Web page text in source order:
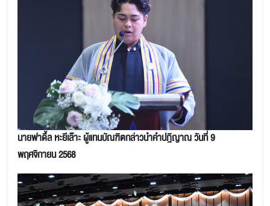
นายฟาดิ้ล หะยีเล๊าะ ผู้แทนบัณฑิตกล่าวนำคำปฎิญาณ วันที่ 9
พฤศจิกายน 2568